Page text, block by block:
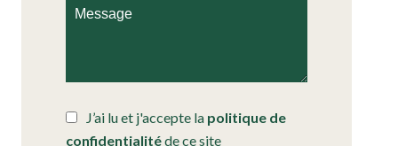
J’ai lu et j'accepte la politique de
confidentialitéde ce site